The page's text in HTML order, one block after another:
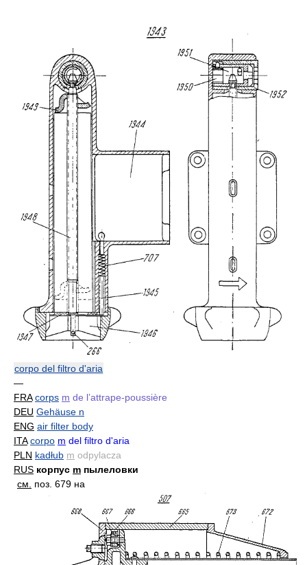
corpo del filtro d'aria
—
FRA corps m de l’attrape-poussière
DEU Gehäuse n
ENG air filter body
ITA corpo m del filtro d'aria
PLN kadłub m odpylacza
RUS корпус m пылеловки
см. поз. 679 на